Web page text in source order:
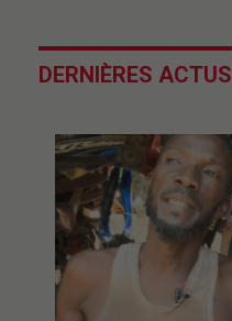
DERNIÈRES ACTUS